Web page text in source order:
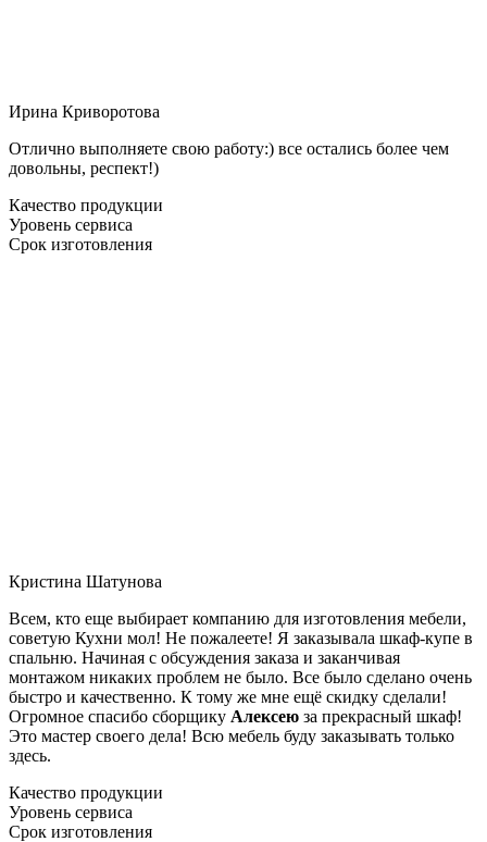
Ирина Криворотова
Отлично выполняете свою работу:) все остались более чем
довольны, респект!)
Качество продукции
Уровень сервиса
Срок изготовления
Кристина Шатунова
Всем, кто еще выбирает компанию для изготовления мебели,
советую Кухни мол! Не пожалеете! Я заказывала шкаф-купе в
спальню. Начиная с обсуждения заказа и заканчивая
монтажом никаких проблем не было. Все было сделано очень
быстро и качественно. К тому же мне ещё скидку сделали!
Огромное спасибо сборщику Алексею за прекрасный шкаф!
Это мастер своего дела! Всю мебель буду заказывать только
здесь.
Качество продукции
Уровень сервиса
Срок изготовления